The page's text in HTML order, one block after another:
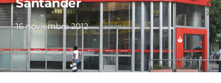
Santander
16 noviembre 2012